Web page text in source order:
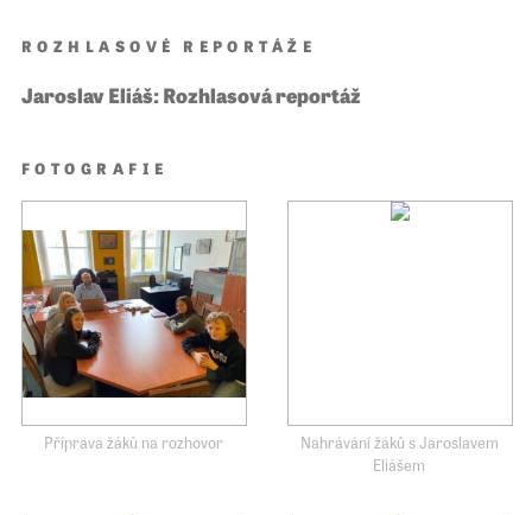
ROZHLASOVÉ REPORTÁŽE
Jaroslav Eliáš: Rozhlasová reportáž
FOTOGRAFIE
Příprava žáků na rozhovor
Nahrávání žáků s Jaroslavem
Eliášem